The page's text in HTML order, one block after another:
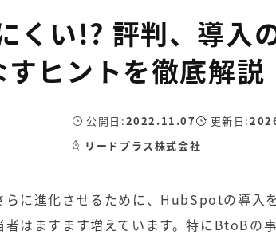
い!? 評判、導入
ヒントを徹底解説
公開日:2022.11.07 更新日:
リードプラス株式会社
らに進化させるために、HubSpotの導入
はますます増えています。特にBtoBの